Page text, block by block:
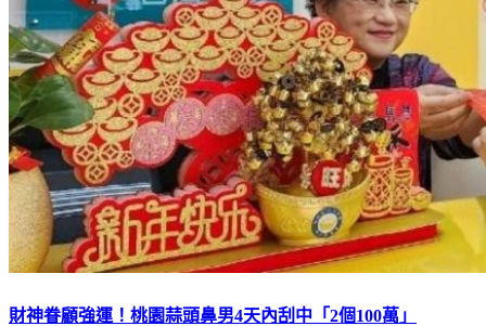
財神眷顧強運！桃園蒜頭鼻男4天內刮中「2個100萬」